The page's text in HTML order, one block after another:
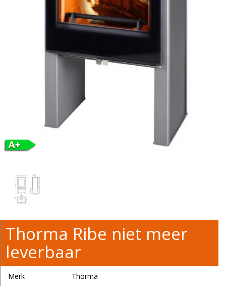
Thorma Ribe niet meer
leverbaar
Merk
Thorma